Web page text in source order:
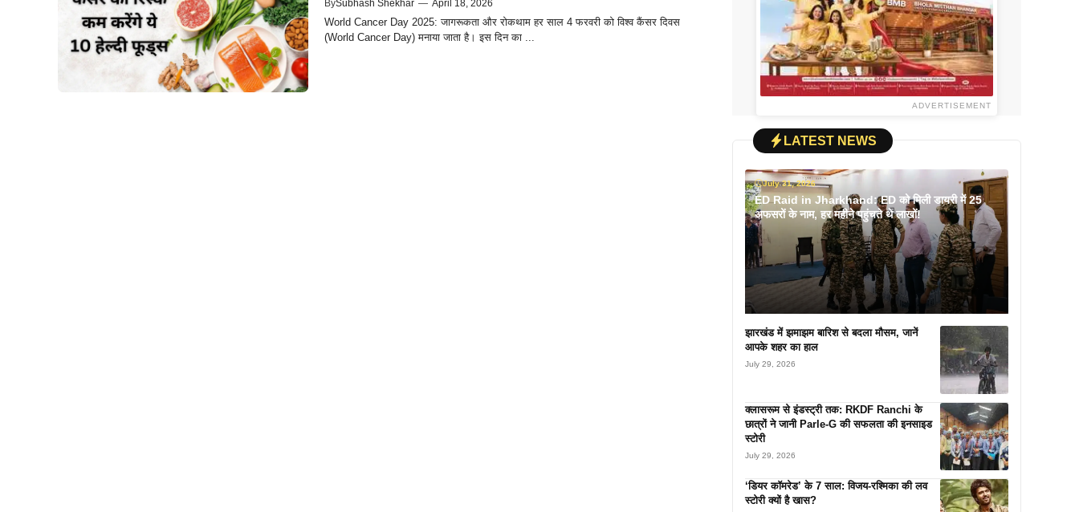
BySubhash Shekhar — April 18, 2026
World Cancer Day 2025: जागरूकता और रोकथाम हर साल 4 फरवरी को विश्व कैंसर दिवस
(World Cancer Day) मनाया जाता है। इस दिन का ...
ADVERTISEMENT
LATEST NEWS
July 31, 2026
ED Raid in Jharkhand: ED को मिली डायरी में 25
अफसरों के नाम, हर महीने पहुंचते थे लाखों!
झारखंड में झमाझम बारिश से बदला मौसम, जानें
आपके शहर का हाल
July 29, 2026
क्लासरूम से इंडस्ट्री तक: RKDF Ranchi के
छात्रों ने जानी Parle-G की सफलता की इनसाइड
स्टोरी
July 29, 2026
‘डियर कॉमरेड’ के 7 साल: विजय-रश्मिका की लव
स्टोरी क्यों है खास?